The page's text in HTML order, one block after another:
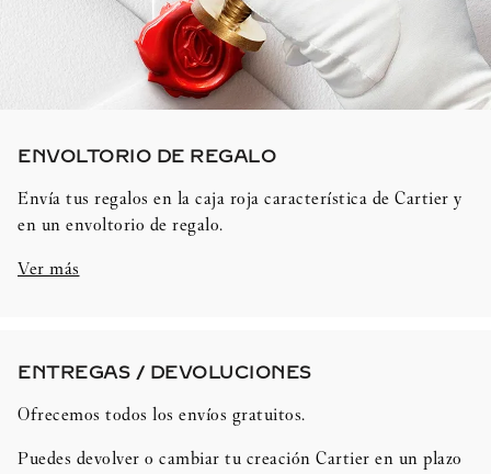
ENVOLTORIO DE REGALO​
Envía tus regalos en la caja roja característica de Cartier y
en un envoltorio de regalo.
Ver más
ENTREGAS / DEVOLUCIONES​
Ofrecemos todos los envíos gratuitos.
Puedes devolver o cambiar tu creación Cartier en un plazo